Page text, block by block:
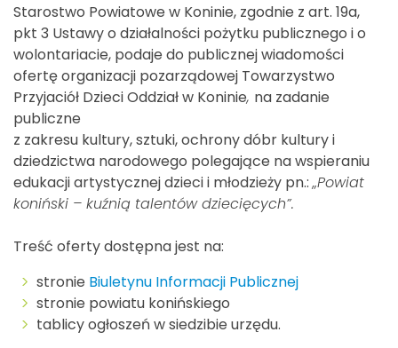
Starostwo Powiatowe w Koninie, zgodnie z art. 19a,
pkt 3 Ustawy o działalności pożytku publicznego i o
wolontariacie, podaje do publicznej wiadomości
ofertę organizacji pozarządowej Towarzystwo
Przyjaciół Dzieci Oddział w Koninie, na zadanie
publiczne
z zakresu kultury, sztuki, ochrony dóbr kultury i
dziedzictwa narodowego polegające na wspieraniu
edukacji artystycznej dzieci i młodzieży pn.:„Powiat
koniński – kuźnią talentów dziecięcych”.
Treść oferty dostępna jest na:
stronie Biuletynu Informacji Publicznej
stronie powiatu konińskiego
tablicy ogłoszeń w siedzibie urzędu.